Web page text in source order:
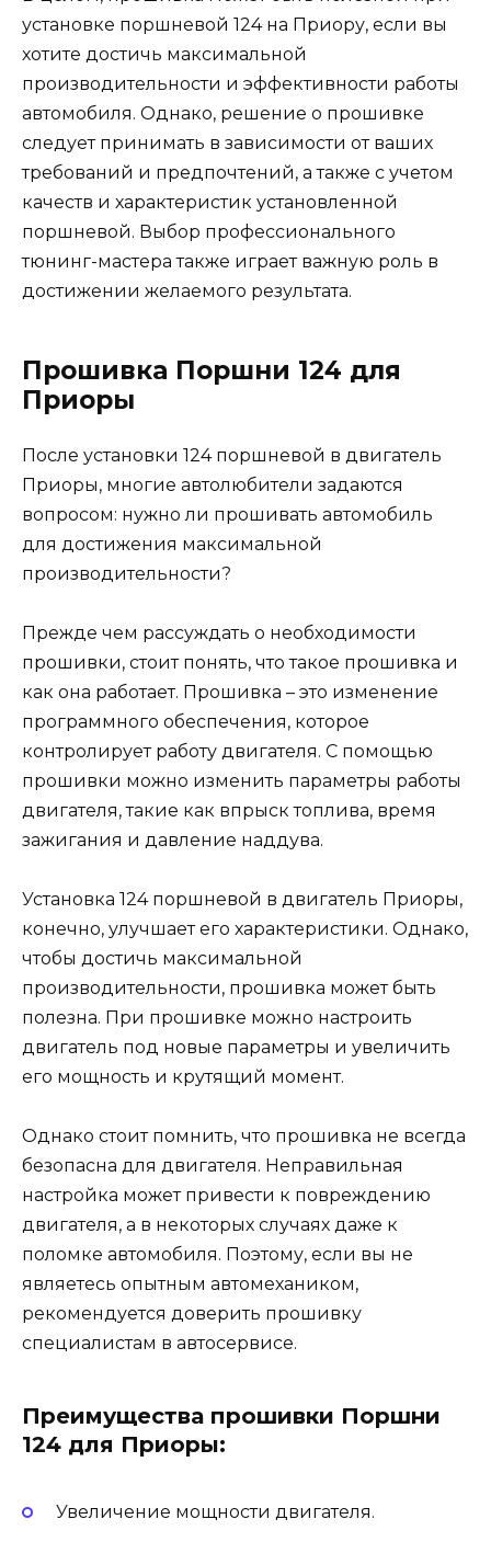
установке поршневой 124 на Приору, если вы
хотите достичь максимальной
производительности и эффективности работы
автомобиля. Однако, решение о прошивке
следует принимать в зависимости от ваших
требований и предпочтений, а также с учетом
качеств и характеристик установленной
поршневой. Выбор профессионального
тюнинг-мастера также играет важную роль в
достижении желаемого результата.
Прошивка Поршни 124 для
Приоры
После установки 124 поршневой в двигатель
Приоры, многие автолюбители задаются
вопросом: нужно ли прошивать автомобиль
для достижения максимальной
производительности?
Прежде чем рассуждать о необходимости
прошивки, стоит понять, что такое прошивка и
как она работает. Прошивка – это изменение
программного обеспечения, которое
контролирует работу двигателя. С помощью
прошивки можно изменить параметры работы
двигателя, такие как впрыск топлива, время
зажигания и давление наддува.
Установка 124 поршневой в двигатель Приоры,
конечно, улучшает его характеристики. Однако,
чтобы достичь максимальной
производительности, прошивка может быть
полезна. При прошивке можно настроить
двигатель под новые параметры и увеличить
его мощность и крутящий момент.
Однако стоит помнить, что прошивка не всегда
безопасна для двигателя. Неправильная
настройка может привести к повреждению
двигателя, а в некоторых случаях даже к
поломке автомобиля. Поэтому, если вы не
являетесь опытным автомехаником,
рекомендуется доверить прошивку
специалистам в автосервисе.
Преимущества прошивки Поршни
124 для Приоры:
Увеличение мощности двигателя.